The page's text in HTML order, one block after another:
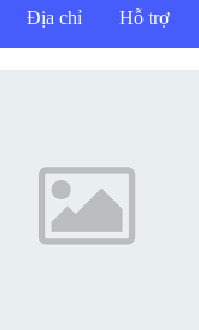
Địa chỉ Hỗ trợ